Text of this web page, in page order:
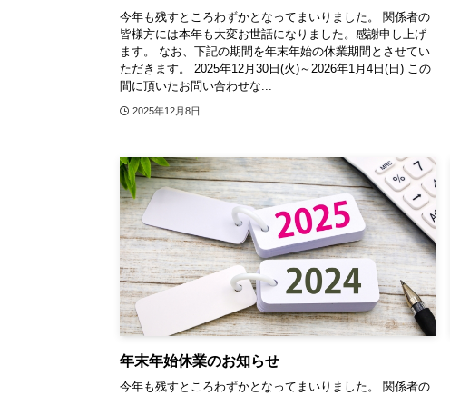
今年も残すところわずかとなってまいりました。 関係者の
皆様方には本年も大変お世話になりました。感謝申し上げ
ます。 なお、下記の期間を年末年始の休業期間とさせてい
ただきます。 2025年12月30日(火)～2026年1月4日(日) この
間に頂いたお問い合わせな...
2025年12月8日
年末年始休業のお知らせ
今年も残すところわずかとなってまいりました。 関係者の